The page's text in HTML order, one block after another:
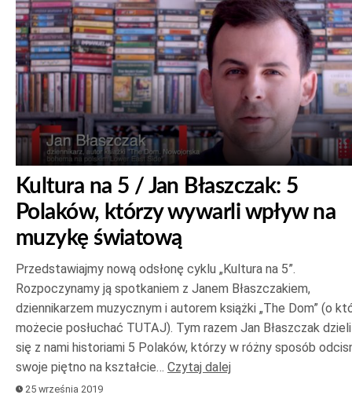
Kultura na 5 / Jan Błaszczak: 5
Polaków, którzy wywarli wpływ na
muzykę światową
Przedstawiajmy nową odsłonę cyklu „Kultura na 5”.
Rozpoczynamy ją spotkaniem z Janem Błaszczakiem,
dziennikarzem muzycznym i autorem książki „The Dom” (o
możecie posłuchać TUTAJ). Tym razem Jan Błaszczak dzieli
się z nami historiami 5 Polaków, którzy w różny sposób
swoje piętno na kształcie… Czytaj dalej
25 września 2019